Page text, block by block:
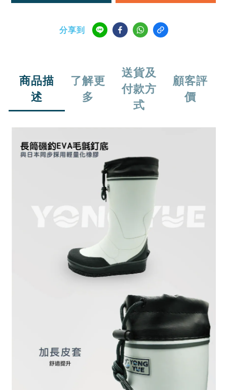
分享到
商品描
述
了解更
多
送貨及
付款方
式
顧客評
價